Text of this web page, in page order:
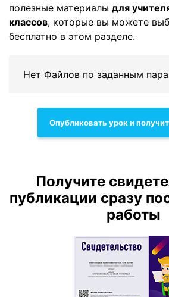
полезные материалы для
классов, которые вы можете
бесплатно в этом разделе.
Нет Файлов по заданным
Опубликовать урок и
Получите
публикации сразу
работы